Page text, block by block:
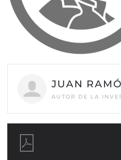
JUAN
AUTOR DE LA